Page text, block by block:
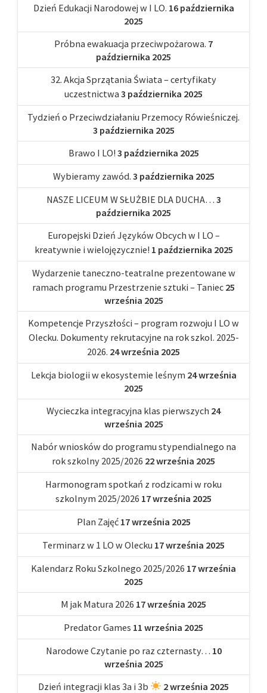
Dzień Edukacji Narodowej w I LO. 16 października
2025
Próbna ewakuacja przeciwpożarowa. 7
października 2025
32. Akcja Sprzątania Świata – certyfikaty
uczestnictwa 3 października 2025
Tydzień o Przeciwdziałaniu Przemocy Rówieśniczej.
3 października 2025
Brawo I LO! 3 października 2025
Wybieramy zawód. 3 października 2025
NASZE LICEUM W SŁUŻBIE DLA DUCHA… 3
października 2025
Europejski Dzień Języków Obcych w I LO –
kreatywnie i wielojęzycznie! 1 października 2025
Wydarzenie taneczno-teatralne prezentowane w
ramach programu Przestrzenie sztuki – Taniec 25
września 2025
Kompetencje Przyszłości – program rozwoju I LO w
Olecku. Dokumenty rekrutacyjne na rok szkol. 2025-
2026. 24 września 2025
Lekcja biologii w ekosystemie leśnym 24 września
2025
Wycieczka integracyjna klas pierwszych 24
września 2025
Nabór wniosków do programu stypendialnego na
rok szkolny 2025/2026 22 września 2025
Harmonogram spotkań z rodzicami w roku
szkolnym 2025/2026 17 września 2025
Plan Zajęć 17 września 2025
Terminarz w 1 LO w Olecku 17 września 2025
Kalendarz Roku Szkolnego 2025/2026 17 września
2025
M jak Matura 2026 17 września 2025
Predator Games 11 września 2025
Narodowe Czytanie po raz czternasty… 10
września 2025
Dzień integracji klas 3a i 3b
2 września 2025